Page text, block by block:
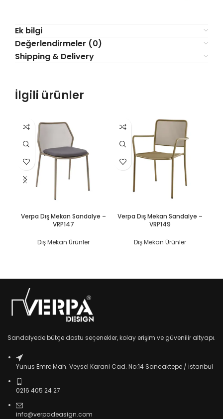
Ek bilgi
Değerlendirmeler (0)
Shipping & Delivery
İlgili ürünler
Verpa Dış Mekan Sandalye –
VRP147
Dış Mekan Ürünler
Verpa Dış Mekan Sandalye –
VRP149
Dış Mekan Ürünler
Sandalyede bütçe dostu seçenekler, kolay erişim ve güvenilir altyapı.
Yunus Emre Mah. Veysel Karani Cad. No:14 Sancaktepe / İstanbul
0216 405 24 27
info@verpadeasign.com